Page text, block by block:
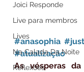
Joici Responde
Live para membros
Lives
Na Calada Da Noite
Reflexões
#anasophia
#atualização
As vésperas